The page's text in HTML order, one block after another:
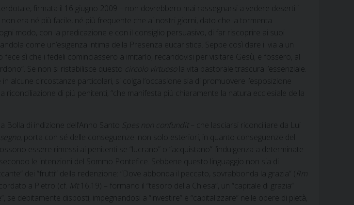
firmata il 16 giugno 2009 – non dovrebbero mai rassegnarsi a vedere deserti i
era né più facile, né più frequente che ai nostri giorni, dato che la tormenta
modo, con la predicazione e con il consiglio persuasivo, di far riscoprire ai suoi
come un’esigenza intima della Presenza eucaristica. Seppe così dare il via a un
fece sì che i fedeli cominciassero a imitarlo, recandovisi per visitare Gesù, e fossero, al
Se non si ristabilisce questo circolo virtuoso
la vita pastorale trascura l’essenziale.
circostanze particolari, si colga l’occasione sia di promuovere l’esposizione
riconciliazione di più penitenti, “che manifesta più chiaramente la natura ecclesiale della
di indizione dell’Anno Santo
Spes non confundit
– che lasciarsi riconciliare da Lui
, porta con sé delle conseguenze: non solo esteriori, in quanto conseguenze del
essere rimessi ai penitenti se “lucrano” o “acquistano” l’indulgenza a determinate
le intenzioni del Sommo Pontefice. Sebbene questo linguaggio non sia di
dei “frutti” della redenzione: “Dove abbonda il peccato, sovrabbonda la grazia” (
Rm
a Pietro (cf.
16,19) – formano il “tesoro della Chiesa”, un “capitale di grazia”
debitamente disposti, impegnandosi a “investire” e “capitalizzare” nelle opere di pietà,